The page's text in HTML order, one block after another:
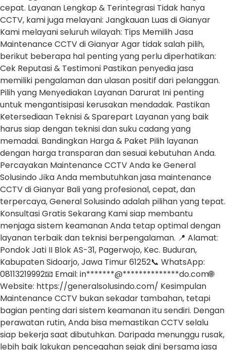
cepat. Layanan Lengkap & Terintegrasi Tidak hanya
CCTV, kami juga melayani: Jangkauan Luas di Gianyar
Kami melayani seluruh wilayah: Tips Memilih Jasa
Maintenance CCTV di Gianyar Agar tidak salah pilih,
berikut beberapa hal penting yang perlu diperhatikan:
Cek Reputasi & Testimoni Pastikan penyedia jasa
memiliki pengalaman dan ulasan positif dari pelanggan.
Pilih yang Menyediakan Layanan Darurat Ini penting
untuk mengantisipasi kerusakan mendadak. Pastikan
Ketersediaan Teknisi & Sparepart Layanan yang baik
harus siap dengan teknisi dan suku cadang yang
memadai. Bandingkan Harga & Paket Pilih layanan
dengan harga transparan dan sesuai kebutuhan Anda.
Percayakan Maintenance CCTV Anda ke General
Solusindo Jika Anda membutuhkan jasa maintenance
CCTV di Gianyar Bali yang profesional, cepat, dan
terpercaya, General Solusindo adalah pilihan yang tepat.
Konsultasi Gratis Sekarang Kami siap membantu
menjaga sistem keamanan Anda tetap optimal dengan
layanan terbaik dan teknisi berpengalaman. 📍 Alamat:
Pondok Jati II Blok AS-31, Pagerwojo, Kec. Buduran,
Kabupaten Sidoarjo, Jawa Timur 61252📞 WhatsApp:
08113219992📧 Email: in*******@**************do.com🌐
Website: https://generalsolusindo.com/ Kesimpulan
Maintenance CCTV bukan sekadar tambahan, tetapi
bagian penting dari sistem keamanan itu sendiri. Dengan
perawatan rutin, Anda bisa memastikan CCTV selalu
siap bekerja saat dibutuhkan. Daripada menunggu rusak,
lebih baik lakukan pencegahan sejak dini bersama jasa